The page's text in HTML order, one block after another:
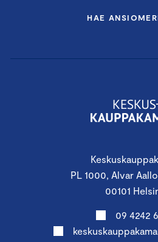
PL 1000, Alvar
00101
09 4242
HAE